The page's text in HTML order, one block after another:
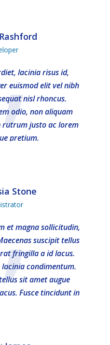
lacinia risus id,
euismod elit vel nibh
nisl rhoncus.
odio, non aliquam
rutrum justo ac lorem
pretium.
Stone
et magna sollicitudin,
suscipit tellus
fringilla a id lacus.
condimentum.
sit amet augue
Fusce tincidunt in